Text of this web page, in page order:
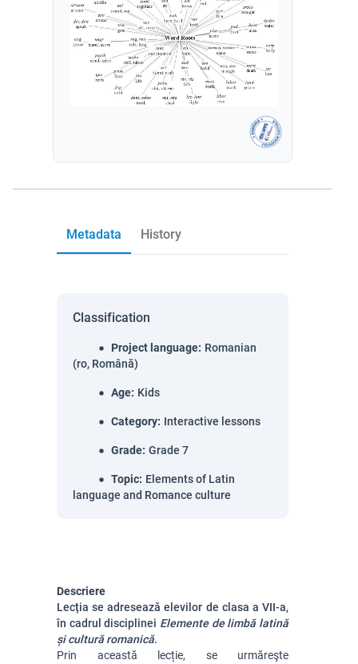
Metadata History
Classification
Project language: Romanian
(ro, Română)
Age: Kids
Category: Interactive lessons
Grade: Grade 7
Topic: Elements of Latin
language and Romance culture
Descriere
Lecția se adresează elevilor de clasa a VII-a,
în cadrul disciplinei Elemente de limbă latină
și cultură romanică.
Prin această lecție, se urmăreşte